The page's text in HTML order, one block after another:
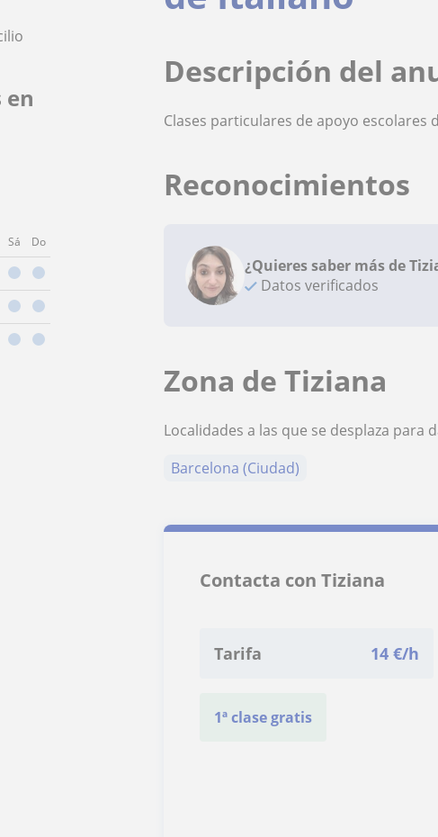
en
Sá Do
Descripción del
Clases particulares de apoyo escolares
Reconocimientos
¿Quieres saber más de
Datos verificados
Zona de Tiziana
Localidades a las que se desplaza para
Barcelona (Ciudad)
Contacta con Tiziana
Tarifa 14 €/h
1ª clase gratis